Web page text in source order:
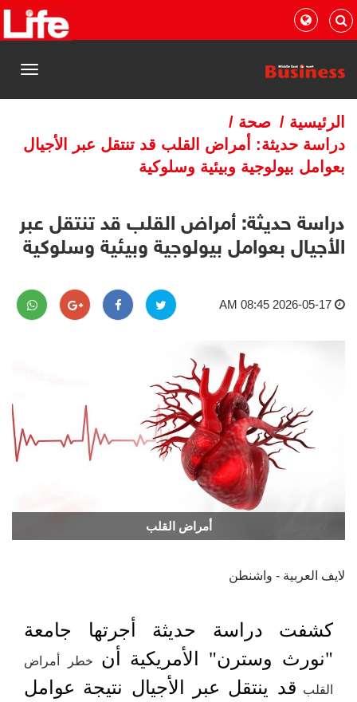
القائمة
الرئيسية / صحة /
دراسة حديثة: أمراض القلب قد تنتقل عبر الأجيال
بعوامل بيولوجية وبيئية وسلوكية
دراسة حديثة: أمراض القلب قد تنتقل عبر
الأجيال بعوامل بيولوجية وبيئية وسلوكية
2026-05-17 08:45 AM
أمراض القلب
لايف العربية - واشنطن
كشفت دراسة حديثة أجرتها جامعة
"نورث وسترن" الأمريكية أن خطر أمراض
القلب قد ينتقل عبر الأجيال نتيجة عوامل